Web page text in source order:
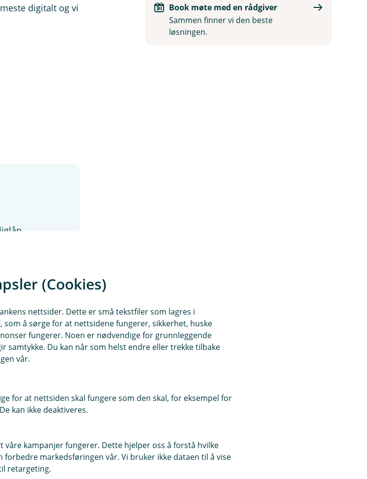
digitalt og vi
vil
Book møte med en rådgiver
Sammen finner vi den beste
løsningen.
handler også
(Cookies)
nettsider. Dette er små tekstfiler som lagres i
å sørge for at nettsidene fungerer, sikkerhet, huske
fungerer. Noen er nødvendige for grunnleggende
samtykke. Du kan når som helst endre eller trekke tilbake
vår.
for at nettsiden skal fungere som den skal, for eksempel for
kan ikke deaktiveres.
kampanjer fungerer. Dette hjelper oss å forstå hvilke
markedsføringen vår. Vi bruker ikke dataen til å vise
retargeting.